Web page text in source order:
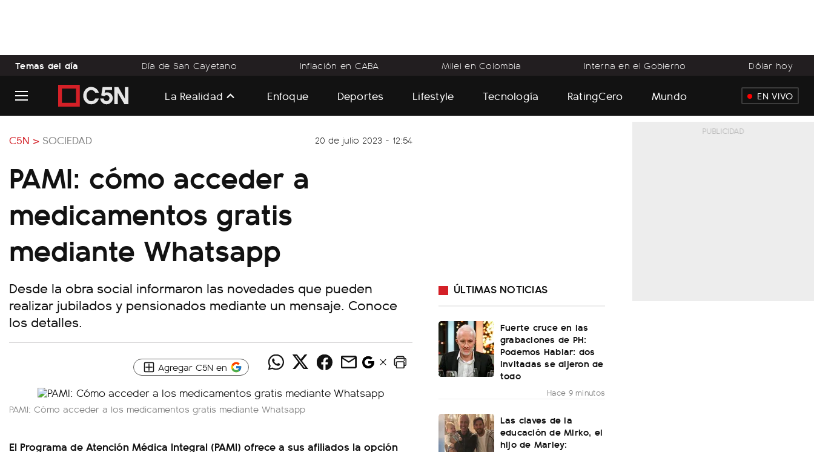
Temas del día Día de San Cayetano Inflación en CABA Milei en Colombia Interna en el Gobierno Dólar hoy
La Realidad Enfoque Deportes Lifestyle Tecnología RatingCero Mundo EN VIVO
C5N > SOCIEDAD 20 de julio 2023 - 12:54
PAMI: cómo acceder a
medicamentos gratis
mediante Whatsapp
Desde la obra social informaron las novedades que pueden
realizar jubilados y pensionados mediante un mensaje. Conoce
los detalles.
Agregar C5N en
PAMI: Cómo acceder a los medicamentos gratis mediante Whatsapp
El Programa de Atención Médica Integral (PAMI) ofrece a sus afiliados la opción
ÚLTIMAS NOTICIAS
Fuerte cruce en las
grabaciones de PH:
Podemos Hablar: dos
invitadas se dijeron de
todo
Hace 9 minutos
Las claves de la
educación de Mirko, el
hijo de Marley: